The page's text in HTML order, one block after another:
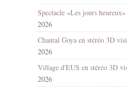
2026
2026
2026